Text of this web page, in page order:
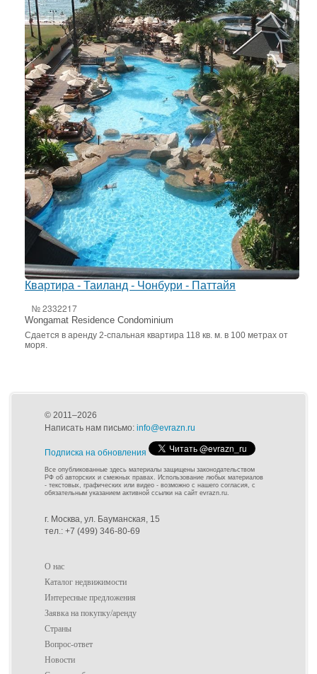
Квартира - Таиланд - Чонбури - Паттайя
№ 2332217
Wongamat Residence Condominium
Сдается в аренду 2-спальная квартира 118 кв. м. в 100 метрах от
моря.
© 2011–2026
Написать нам письмо: info@evrazn.ru
Подписка на обновления
Все опубликованные здесь материалы защищены законодательством
РФ об авторских и смежных правах. Использование любых материалов
- текстовых, графических или видео - возможно с нашего согласия, с
обязательным указанием активной ссылки на сайт evrazn.ru.
г. Москва, ул. Бауманская, 15
тел.: +7 (499) 346-80-69
О нас
Каталог недвижимости
Интересные предложения
Заявка на покупку/аренду
Страны
Вопрос-ответ
Новости